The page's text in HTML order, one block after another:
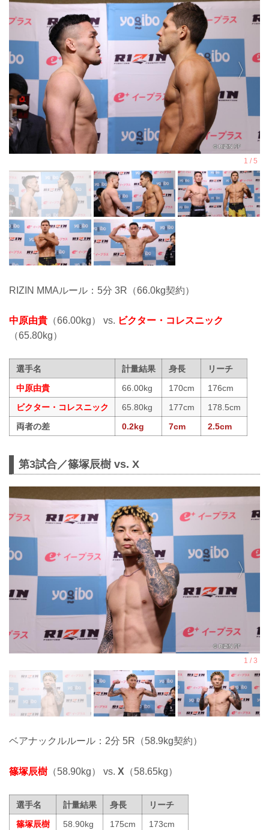
RIZIN MMAルール：5分 3R（66.0kg契約）
中原由貴 （66.00kg） vs. ビクター・コレスニック
（65.80kg）
選手名 計量結果 身長
リーチ
中原由貴
66.00kg 170cm
176cm
ビクター・コレスニック
65.80kg 177cm
178.5cm
両者の差
0.2kg 7cm 2.5cm
第3試合／篠塚辰樹 vs. X
ベアナックルルール：2分 5R（58.9kg契約）
篠塚辰樹 （58.90kg） vs. X （58.65kg）
選手名 計量結果 身長
リーチ
篠塚辰樹
58.90kg 175cm 173cm